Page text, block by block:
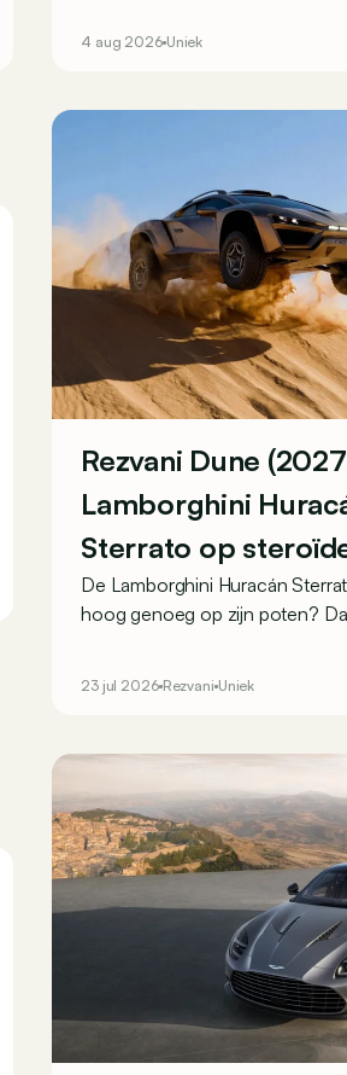
4 aug 2026 Uniek
Rezvani Dune
Lamborghini
Sterrato op
De Lamborghini Huracán
hoog genoeg op zijn poten?
23 jul 2026 Rezvani Uniek